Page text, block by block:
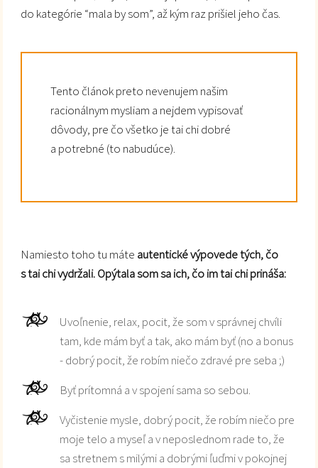
do kategórie “mala by som”, až kým raz prišiel jeho čas.
Tento článok preto nevenujem našim
racionálnym mysliam a nejdem vypisovať
dôvody, pre čo všetko je tai chi dobré
a potrebné (to nabudúce).
Namiesto toho tu máte autentické výpovede tých, čo
s tai chi vydržali. Opýtala som sa ich, čo im tai chi prináša:
Uvoľnenie, relax, pocit, že som v správnej chvíli
tam, kde mám byť a tak, ako mám byť (no a bonus
- dobrý pocit, že robím niečo zdravé pre seba ;)
Byť prítomná a v spojení sama so sebou.
Vyčistenie mysle, dobrý pocit, že robím niečo pre
moje telo a myseľ a v neposlednom rade to, že
sa stretnem s milými a dobrými ľuďmi v pokojnej